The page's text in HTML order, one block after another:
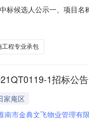
标候选人公示一、项目
号（2）投标报价（
工程专业承包
1招标公
家庵区
南市金典文飞物业管理有